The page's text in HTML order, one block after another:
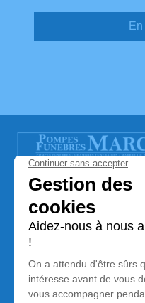
POMPES
Nos équipes vous
son souvenir dans le
son dernier voyage.
Nos agences
Pompes Funèbres
03 71 48 00 08